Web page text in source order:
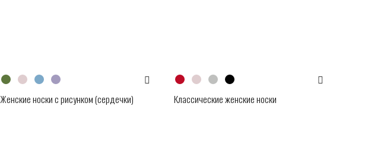
Женские носки с рисунком (сердечки) Классические женские носки